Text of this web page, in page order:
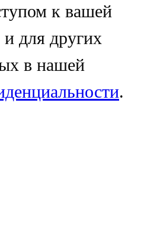
к вашей
для других
в нашей
.